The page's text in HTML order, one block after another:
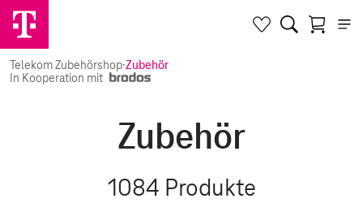
Telekom Zubehörshop·Zubehör
In Kooperation mit
Zubehör
1084 Produkte